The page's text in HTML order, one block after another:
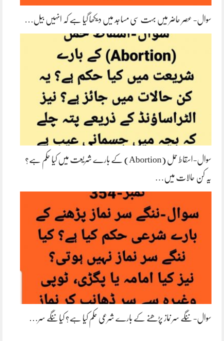
سوال- عصر حاضر میں بہت سی مساجد میں دیکھا گیا ہے کہ انہیں بیل…
سوال-اسقاط حمل (Abortion) کے بارے شریعت میں کیا حکم ہے؟
یہ کن حالات میں…
سوال- ننگے سر نماز پڑھنے کے بارے شرعی حکم کیا ہے؟ کیا ننگے سر…